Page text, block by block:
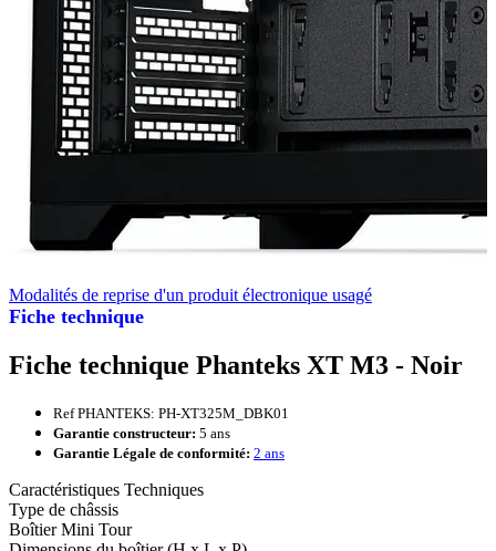
Fiche technique
Modalités de reprise d'un produit électronique usagé
Fiche technique Phanteks XT M3 - Noir
Ref PHANTEKS: PH-XT325M_DBK01
Garantie constructeur: 5 ans
Garantie Légale de conformité: 2 ans
Caractéristiques Techniques
Type de châssis
Boîtier Mini Tour